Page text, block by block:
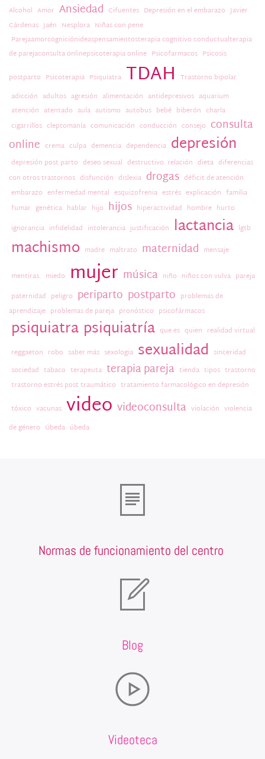
Alcohol Amor Ansiedad Cifuentes Depresión en el embarazo Javier
Cárdenas Jaén Nesplora Niñas con pene
Parejaamorcogniciónideaspensamientosterapia cognitivo conductualterapia
de parejaconsulta onlinepsicoterapia online Psicofarmacos Psicosis
postparto Psicoterapia Psiquiatra TDAH Trastorno bipolar
adicción adultos agresión alimentación antidepresivos aquarium
atención atentado aula autismo autobus bebé biberón charla
cigarrillos cleptomanía comunicación conducción consejo consulta
online crema culpa demencia dependencia depresión
depresión post parto deseo sexual destructivo. relación dieta diferencias
con otros trastornos disfunción dislexia drogas déficit de atención
embarazo enfermedad mental esquizofrenia estrés explicación familia
fumar genética hablar hijo hijos hiperactividad hombre hurto
ignorancia infidelidad intolerancia justificación lactancia lgtb
machismo madre maltrato maternidad mensaje
mentiras. miedo mujer música niño niños con vulva pareja
paternidad peligro periparto postparto problemas de
aprendizaje problemas de pareja pronóstico psicofármacos
psiquiatra psiquiatría que es quien realidad virtual
reggaeton robo saber más sexologia sexualidad sinceridad
sociedad tabaco terapeuta terapia pareja tienda tipos trastorno
trastorno estrés post traumático tratamiento farmacológico en depresión
tóxico vacunas video videoconsulta violación violencia
de género Úbeda úbeda
Normas de funcionamiento del centro
Blog
Videoteca